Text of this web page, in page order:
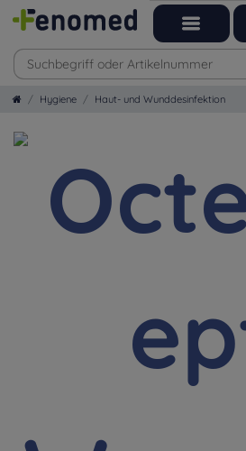
Hygiene Haut- und Wunddesinfektion